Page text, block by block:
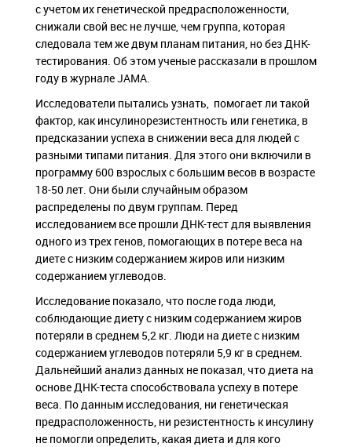
с учетом их генетической предрасположенности,
снижали свой вес не лучше, чем группа, которая
следовала тем же двум планам питания, но без ДНК-
тестирования. Об этом ученые рассказали в прошлом
году в журнале JAMA.
Исследователи пытались узнать, помогает ли такой
фактор, как инсулинорезистентность или генетика, в
предсказании успеха в снижении веса для людей с
разными типами питания. Для этого они включили в
программу 600 взрослых с большим весов в возрасте
18-50 лет. Они были случайным образом
распределены по двум группам. Перед
исследованием все прошли ДНК-тест для выявления
одного из трех генов, помогающих в потере веса на
диете с низким содержанием жиров или низким
содержанием углеводов.
Исследование показало, что после года люди,
соблюдающие диету с низким содержанием жиров
потеряли в среднем 5,2 кг. Люди на диете с низким
содержанием углеводов потеряли 5,9 кг в среднем.
Дальнейший анализ данных не показал, что диета на
основе ДНК-теста способствовала успеху в потере
веса. По данным исследования, ни генетическая
предрасположенность, ни резистентность к инсулину
не помогли определить, какая диета и для кого